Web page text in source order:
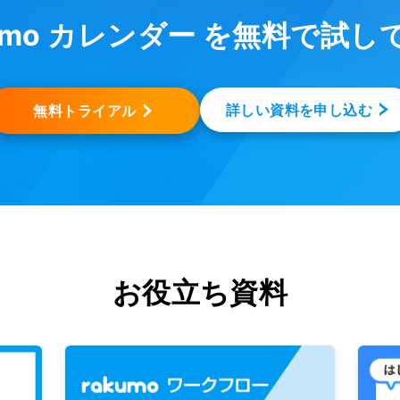
カレンダー を無料で試し
無料トライアル 詳しい資料を申し込む
お役立ち資料